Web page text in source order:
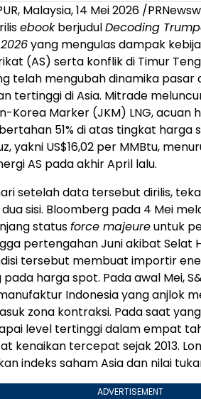
Malaysia, 14 Mei 2026 /
ebookberjudulDecoding
yang mengulas dampak
(AS) serta konflik di Timur
telah mengubah dinamika pasar
tertinggi di Asia. Mitrade
Korea Marker (JKM) LNG, acuan
51% di atas tingkat harga
yakni US$16,02 per MMBtu,
AS pada akhir April lalu.
setelah data tersebut dirilis,
sisi. Bloomberg pada 4 Mei
statusforce majeureuntuk
pertengahan Juni akibat Selat
tersebut membuat importir
harga spot. Pada awal Mei,
Indonesia yang anjlok
zona kontraksi. Pada saat
level tertinggi dalam empat
kenaikan tercepat sejak 2013.
indeks saham Asia dan nilai
ADVERTISEMENT